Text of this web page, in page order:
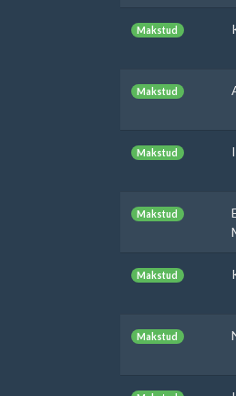
Makstud
Makstud
Makstud
Makstud
Makstud
Makstud